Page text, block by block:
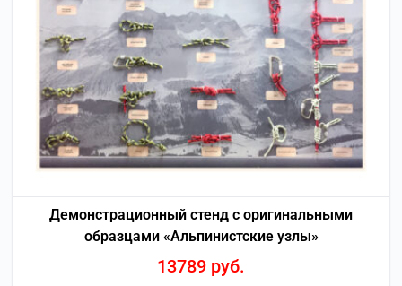
Демонстрационный стенд с оригинальными
образцами «Альпинистские узлы»
13789 руб.